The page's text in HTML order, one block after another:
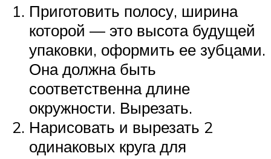
Приготовить полосу, ширина
которой — это высота будущей
упаковки, оформить ее зубцами.
Она должна быть
соответственна длине
окружности. Вырезать.
Нарисовать и вырезать 2
одинаковых круга для